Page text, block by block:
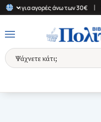
για αγορές άνω των 30€